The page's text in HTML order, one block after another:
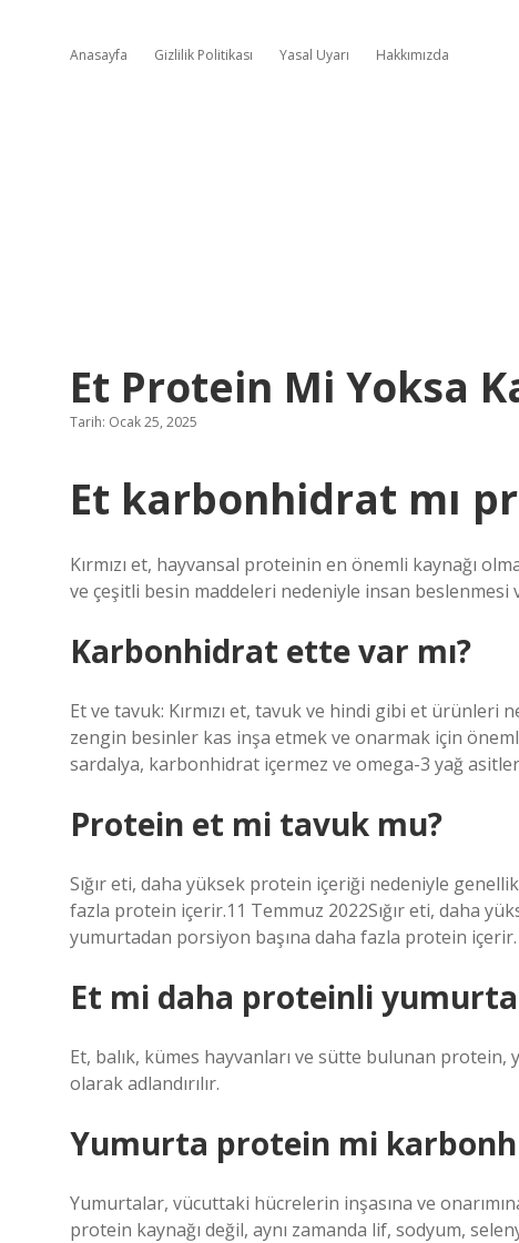
Anasayfa Gizlilik Politikası Yasal Uyarı Hakkımızda
Et Protein Mi Yoksa
Tarih: Ocak 25, 2025
Et karbonhidrat mı
Kırmızı et, hayvansal proteinin en önemli kaynağı
ve çeşitli besin maddeleri nedeniyle insan beslenmesi
Karbonhidrat ette var mı?
Et ve tavuk: Kırmızı et, tavuk ve hindi gibi et ürünleri
zengin besinler kas inşa etmek ve onarmak için
sardalya, karbonhidrat içermez ve omega-3 yağ
Protein et mi tavuk mu?
Sığır eti, daha yüksek protein içeriği nedeniyle
fazla protein içerir.11 Temmuz 2022Sığır eti, daha
yumurtadan porsiyon başına daha fazla protein içerir.
Et mi daha proteinli yumurta
Et, balık, kümes hayvanları ve sütte bulunan
olarak adlandırılır.
Yumurta protein mi
Yumurtalar, vücuttaki hücrelerin inşasına ve
protein kaynağı değil, aynı zamanda lif, sodyum,